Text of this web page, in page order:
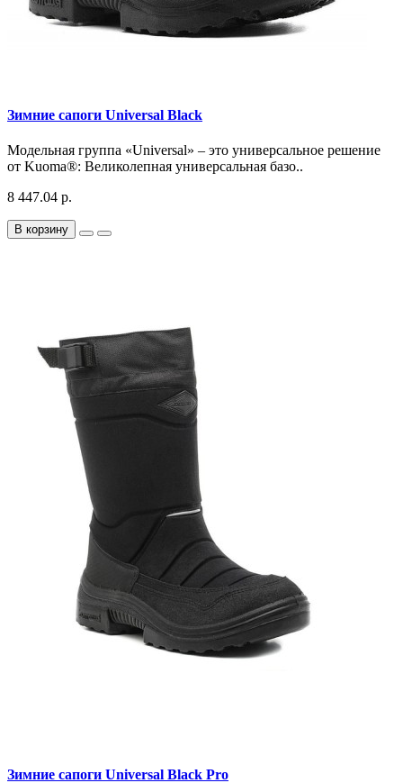
Зимние сапоги Universal Black
Модельная группа «Universal» – это универсальное решение
от Kuoma®: Великолепная универсальная базо..
8 447.04 р.
В корзину
Зимние сапоги Universal Black Pro